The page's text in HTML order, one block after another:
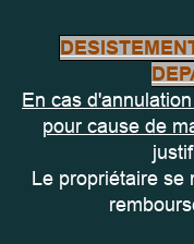
En cas
pour cause de
Le propriétaire se